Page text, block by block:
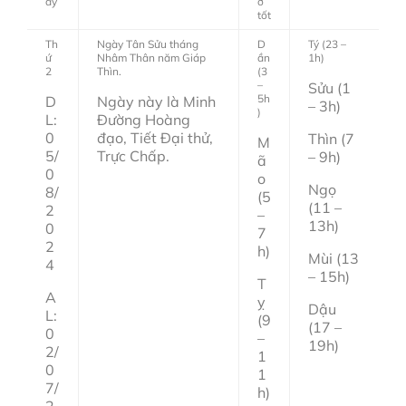
tốt
Th
ứ
2
D
L:
0
5/
0
8/
2
0
2
4
A
L:
0
2/
0
7/
Ngày Tân Sửu tháng
Nhâm Thân năm Giáp
Thìn.
Ngày này là Minh
Đường Hoàng
đạo, Tiết Đại thử,
Trực Chấp.
D
ần
(3
–
5h
)
M
ã
o
(5
–
7
h)
T
ỵ
(9
–
1
1
h)
Tý (23 –
1h)
Sửu (1
– 3h)
Thìn (7
– 9h)
Ngọ
(11 –
13h)
Mùi (13
– 15h)
Dậu
(17 –
19h)